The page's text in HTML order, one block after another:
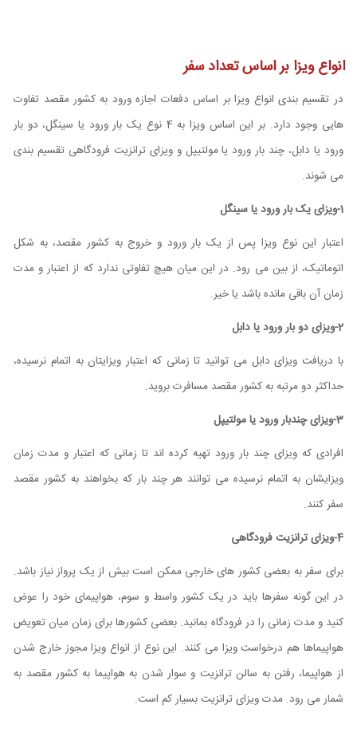
انواع ویزا بر اساس تعداد سفر
در تقسیم‌ بندی ‌انواع ویزا بر اساس دفعات اجازه ورود به کشور مقصد تفاوت
هایی وجود دارد. بر این اساس ویزا به 4 نوع یک بار ورود یا سینگل، دو بار
ورود یا دابل، چند بار ورود یا مولتیپل و ویزای ترانزیت فرودگاهی تقسیم ‌بندی
می ‌شوند.
1-ویزای یک بار ورود یا سینگل
اعتبار این نوع ویزا پس از یک بار ورود و خروج به کشور مقصد، به شکل
اتوماتیک، از بین می رود. در این میان هیچ تفاوتی ندارد که از اعتبار و مدت‌
زمان آن باقی مانده باشد یا خیر.
2-ویزای دو بار ورود یا دابل
با دریافت ویزای دابل می توانید تا زمانی که اعتبار ویزایتان به اتمام نرسیده،
حداکثر دو مرتبه به کشور مقصد مسافرت بروید.
3-ویزای چندبار ورود یا مولتیپل
افرادی که ویزای چند بار ورود تهیه کرده اند تا زمانی که اعتبار و مدت زمان
ویزایشان به اتمام نرسیده می توانند هر چند بار که بخواهند به کشور مقصد
سفر کنند.
4-ویزای ترانزیت فرودگاهی
برای سفر به بعضی کشور های خارجی ممکن است بیش از یک پرواز نیاز باشد.
در این گونه سفرها باید در یک کشور واسط و سوم، هواپیمای خود را عوض
کنید و مدت زمانی را در فرودگاه بمانید. بعضی کشورها برای زمان میان تعویض
هواپیماها هم درخواست ویزا می ‌کنند. این نوع از انواع ویزا مجوز خارج شدن
از هواپیما، رفتن به سالن ترانزیت و سوار شدن به هواپیما به کشور مقصد به
شمار می رود. مدت ویزای ترانزیت بسیار کم است.